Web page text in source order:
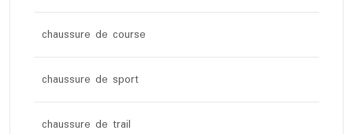
chaussure de course
chaussure de sport
chaussure de trail